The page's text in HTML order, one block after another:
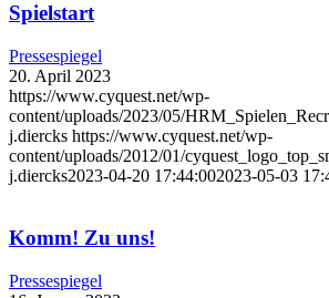
Spielstart
Pressespiegel
20. April 2023
https://www.cyquest.net/wp-
content/uploads/2023/05/
j.diercks https://www.cyquest.net/wp-
content/uploads/2012/01/
j.diercks2023-04-20 17:44:002023-05-03
Komm! Zu uns!
Pressespiegel